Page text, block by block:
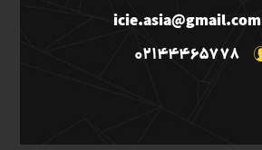
icie.asia@gmail.com
02144465778